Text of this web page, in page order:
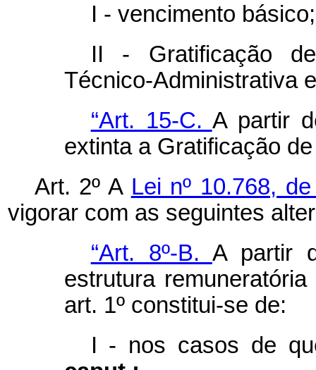
I - vencimento
II - Gratificação
Técnico-Administrativa
“Art. 15-C. A partir
extinta a Gratificação
Art. 2º A Lei nº 10.768,
vigorar com as seguintes
“Art. 8º-B. A partir
estrutura
art. 1º constitui-se de:
I - nos casos de